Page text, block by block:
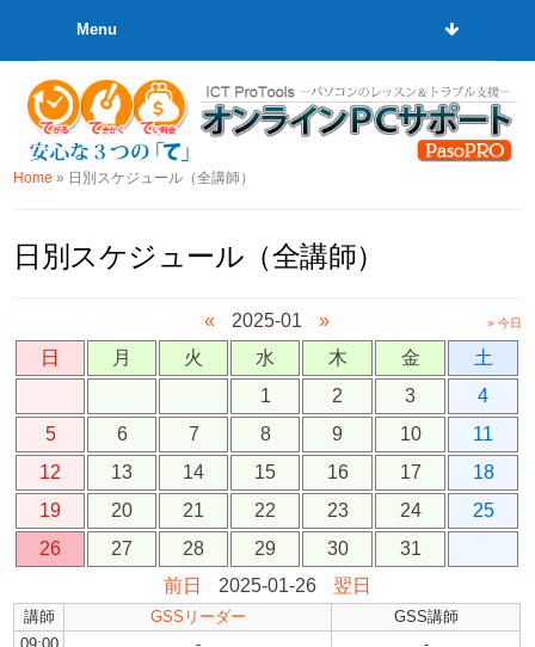
Menu
Home » 日別スケジュール（全講師）
日別スケジュール（全講師）
« 2025-01 » » 今日
日 月 火 水 木 金
土
1
2 3
4
5
6 7 8 9 10
11
12
13 14 15 16 17
18
19
20 21 22 23 24
25
26
27 28 29 30
31
前日
2025-01-26 翌日
講師 GSSリーダー
GSS講師